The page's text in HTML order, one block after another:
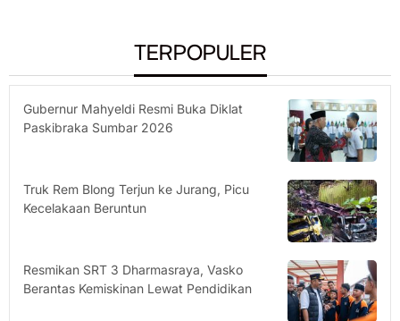
TERPOPULER
Gubernur Mahyeldi Resmi Buka Diklat
Paskibraka Sumbar 2026
Truk Rem Blong Terjun ke Jurang, Picu
Kecelakaan Beruntun
Resmikan SRT 3 Dharmasraya, Vasko
Berantas Kemiskinan Lewat Pendidikan